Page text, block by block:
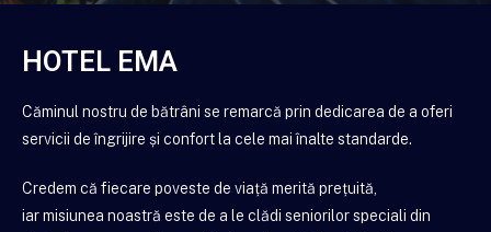
HOTEL EMA
Căminul nostru de bătrâni se remarcă prin dedicarea de a oferi
servicii de îngrijire și confort la cele mai înalte standarde.
Credem că fiecare poveste de viață merită prețuită,
iar misiunea noastră este de a le clădi seniorilor speciali din